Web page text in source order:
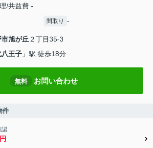
/共益費 -
間取り -
市旭が丘 ２丁目35-3
八王子 」駅 徒歩18分
無料 お問い合わせ
件
認